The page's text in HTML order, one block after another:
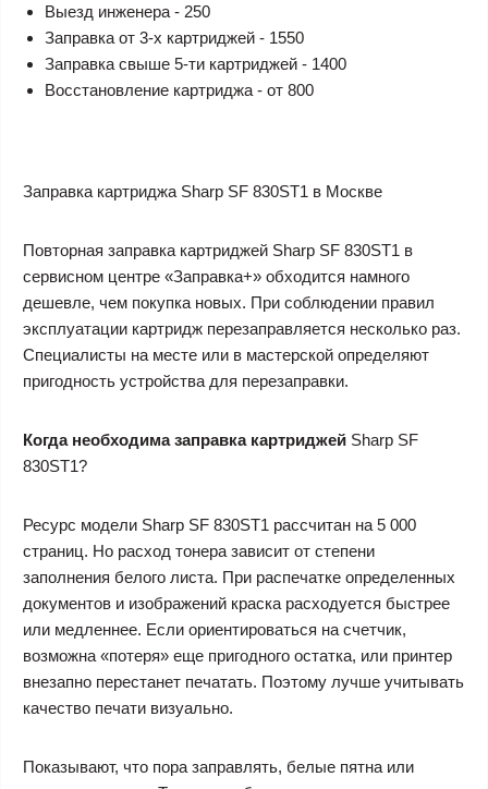
Выезд инженера - 250
Заправка от 3-х картриджей - 1550
Заправка свыше 5-ти картриджей - 1400
Восстановление картриджа - от 800
Заправка картриджа Sharp SF 830ST1 в Москве
Повторная заправка картриджей Sharp SF 830ST1 в
сервисном центре «Заправка+» обходится намного
дешевле, чем покупка новых. При соблюдении правил
эксплуатации картридж перезаправляется несколько раз.
Специалисты на месте или в мастерской определяют
пригодность устройства для перезаправки.
Когда необходима заправка картриджей Sharp SF
830ST1?
Ресурс модели Sharp SF 830ST1 рассчитан на 5 000
страниц. Но расход тонера зависит от степени
заполнения белого листа. При распечатке определенных
документов и изображений краска расходуется быстрее
или медленнее. Если ориентироваться на счетчик,
возможна «потеря» еще пригодного остатка, или принтер
внезапно перестанет печатать. Поэтому лучше учитывать
качество печати визуально.
Показывают, что пора заправлять, белые пятна или